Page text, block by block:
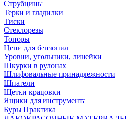
Струбцины
Терки и гладилки
Тиски
Стеклорезы
Топоры
Цепи для бензопил
Уровни, угольники, линейки
Шкурки в рулонах
Шлифовальные принадлежности
Шпатели
Щетки крацовки
Ящики для инструмента
Буры Практика